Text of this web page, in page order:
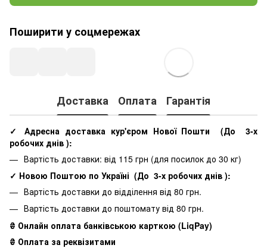
Поширити у соцмережах
Доставка Оплата Гарантія
✓ Адресна доставка кур'єром Нової Пошти (До3-х
робочих днів ):
Вартість доставки: від 115 грн (для посилок до 30 кг)
✓ Новою Поштою по Україні (До 3-х робочих днів ):
Вартість доставки до відділення від 80 грн.
Вартість доставки до поштомату від 80 грн.
₴ Онлайн оплата банківською карткою (LiqPay)
₴ Оплата за реквізитами